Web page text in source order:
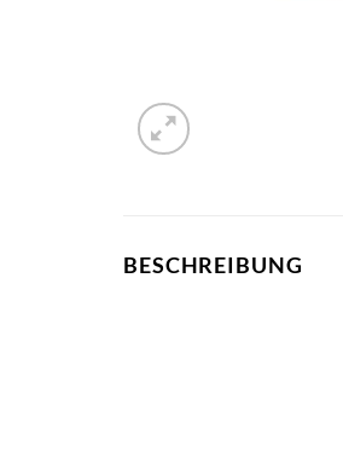
BESCHREIBUNG